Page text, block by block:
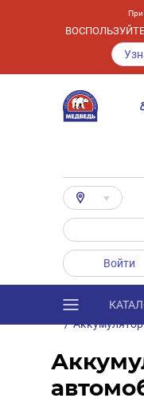
При
Войти
Каталог
/